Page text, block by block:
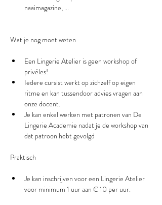
Een Lingerie Atelier is geen workshop of
privéles!
Iedere cursist werkt op zichzelf op eigen
ritme en kan tussendoor advies vragen aan
onze docent.
Je kan enkel werken met patronen van De
Lingerie Academie nadat je de workshop van
dat patroon hebt gevolgd
Je kan inschrijven voor een Lingerie Atelier
voor minimum 1 uur aan € 10 per uur.